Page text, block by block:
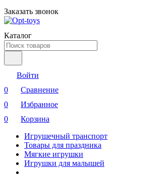
Заказать звонок
Каталог
Войти
0
Сравнение
0
Избранное
0
Корзина
Игрушечный транспорт
Товары для праздника
Мягкие игрушки
Игрушки для малышей